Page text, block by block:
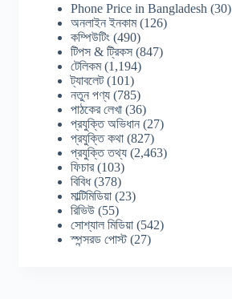
Phone Price in Bangladesh (30)
অনলাইন ইনকাম(126)
কম্পিউটিং (490)
টিপস & ট্রিকস (847)
টেলিকম(1,194)
ট্যাবলেট(101)
নতুন পণ্য (785)
পাঠকের লেখা (36)
প্রযুক্তি অভিধান (27)
প্রযুক্তি কথা (827)
প্রযুক্তি তথ্য (2,463)
ফিচার(103)
বিবিধ(378)
মাল্টিমিডিয়া (23)
রিভিউ (55)
সোশ্যাল মিডিয়া (542)
স্পন্সরড পোস্ট(27)